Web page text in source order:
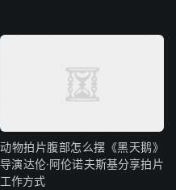
动物拍片腹部怎么摆《黑天鹅》
导演达伦·阿伦诺夫斯基分享拍片
工作方式